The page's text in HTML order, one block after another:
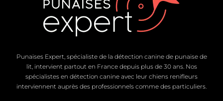
Punaises Expert, spécialiste de la détection canine de punaise de
lit, intervient partout en France depuis plus de 30 ans. Nos
spécialistes en détection canine avec leur chiens renifleurs
interviennent auprès des professionnels comme des particuliers.